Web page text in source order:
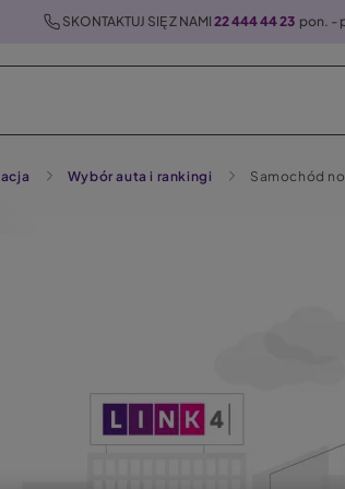
SKONTAKTUJ SIĘ Z NAMI 22 444 44 23 pon. -
Wybór auta i rankingi Samochód